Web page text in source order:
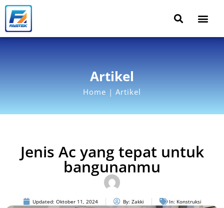
Artikel
Home | Artikel
Jenis Ac yang tepat untuk
bangunanmu
Updated: Oktober 11, 2024 By: Zakki In: Konstruksi